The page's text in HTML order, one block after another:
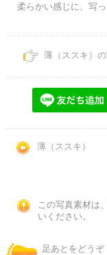
柔らかい感じに、写
薄（ススキ）
薄（ススキ）
この写真素材は
いください。
足あとをどうぞ